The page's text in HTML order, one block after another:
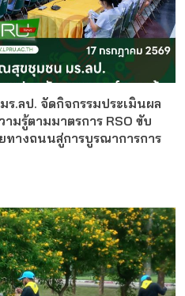
ร.ลป. จัดกิจกรรมประเมินผล
มรู้ตามมาตรการ RSO ขับ
ทางถนนสู่การบูรณาการการ